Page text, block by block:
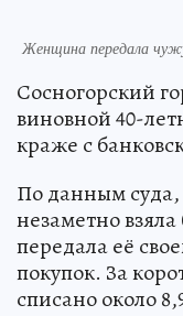
Женщина передала
Сосногорский
виновной 40-
краже с
По данным
незаметно
передала её
покупок. За
списано около